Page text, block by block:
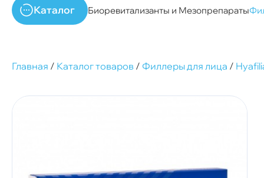
Каталог Биоревитализанты и Мезопрепараты
Главная / Каталог товаров / Филлеры для лица /